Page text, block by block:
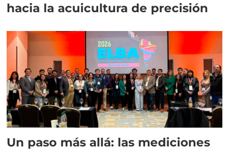
hacia la acuicultura de precisión
Un paso más allá: las mediciones